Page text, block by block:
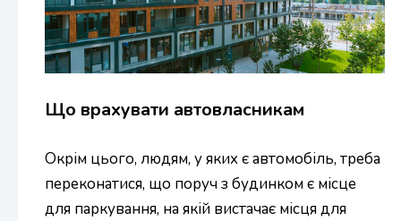
Що врахувати автовласникам
Окрім цього, людям, у яких є автомобіль, треба
переконатися, що поруч з будинком є місце
для паркування, на якій вистачає місця для